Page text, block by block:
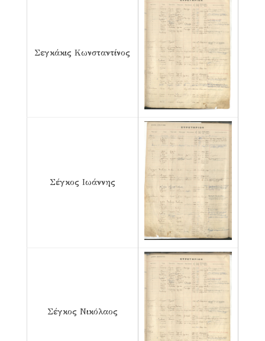
Σεγκάκις Κωνσταντίνος
Σέγκος Ιωάννης
Σέγκος Νικόλαος